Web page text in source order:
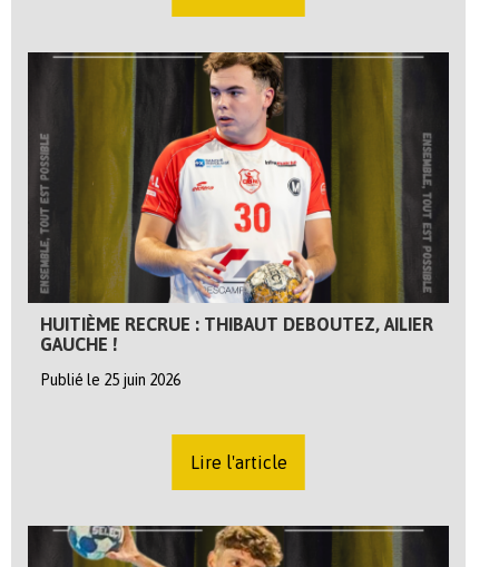
HUITIÈME RECRUE : THIBAUT DEBOUTEZ, AILIER
GAUCHE !
Publié le 25 juin 2026
Lire l'article